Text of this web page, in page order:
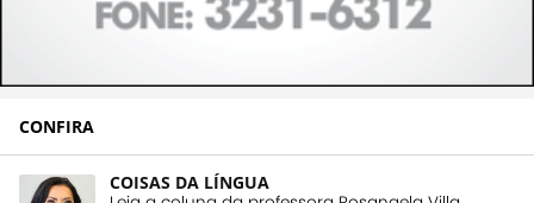
CONFIRA
COISAS DA LÍNGUA